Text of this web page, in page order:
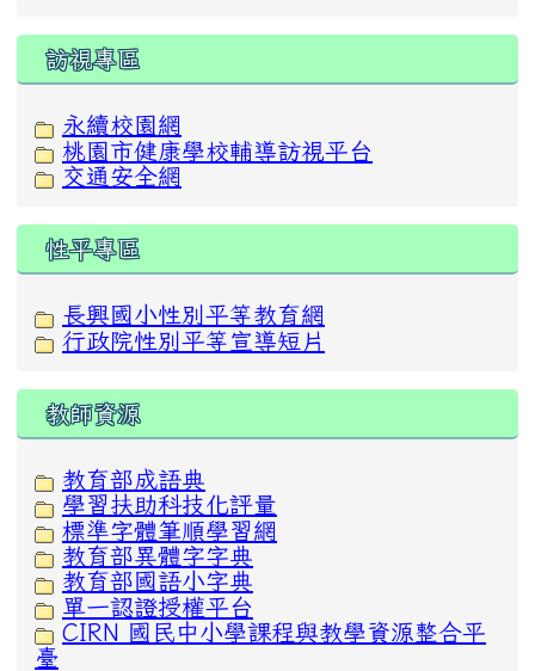
訪視專區
永續校園網
桃園市健康學校輔導訪視平台
交通安全網
性平專區
長興國小性別平等教育網
行政院性別平等宣導短片
教師資源
教育部成語典
學習扶助科技化評量
標準字體筆順學習網
教育部異體字字典
教育部國語小字典
單一認證授權平台
CIRN 國民中小學課程與教學資源整合平
臺